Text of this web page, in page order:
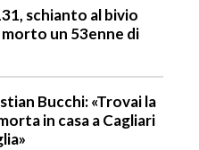
schianto al bivio
un 53enne di
Bucchi: «Trovai la
in casa a Cagliari